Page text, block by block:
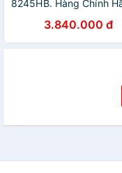
8245HB. Hàng Chính
3.840.000 đ